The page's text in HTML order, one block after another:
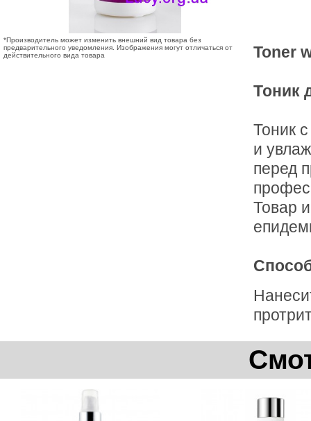
*Производитель может изменить внешний вид товара без
предварительного уведомления. Изображения могут отличаться от
действительного вида товара
Toner
Тоник
Тоник
и
перед
Товар